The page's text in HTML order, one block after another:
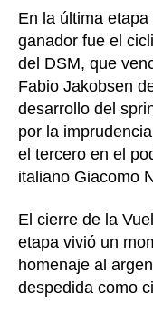
En la última
ganador fue el
del DSM, que
Fabio Jakobsen
desarrollo del
por la
el tercero en el
italiano Giacomo
El cierre de la
etapa vivió un
homenaje al
despedida como